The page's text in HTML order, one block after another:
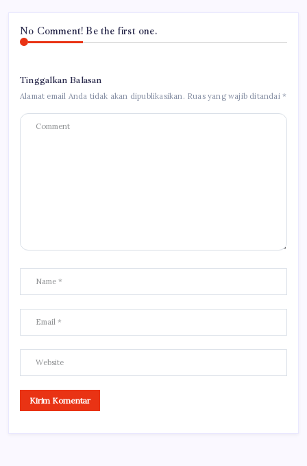
No Comment! Be the first one.
Tinggalkan Balasan
Alamat email Anda tidak akan dipublikasikan. Ruas yang wajib ditandai*